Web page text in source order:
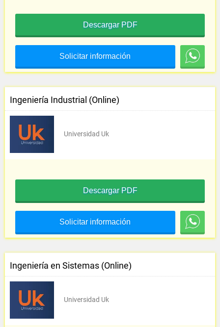
Descargar PDF
Solicitar información
Ingeniería Industrial (Online)
Universidad Uk
Descargar PDF
Solicitar información
Ingeniería en Sistemas (Online)
Universidad Uk